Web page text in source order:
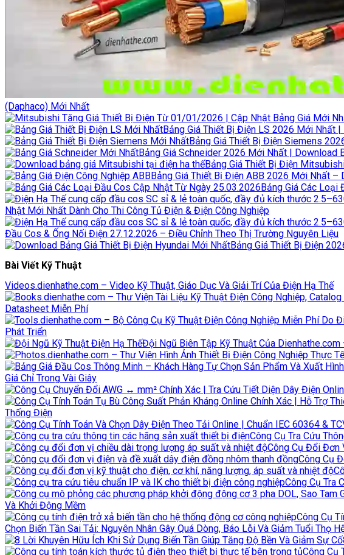
(Daphaco) Mới Nhất
Bảng Giá Thiết Bị Điện LS 2026 Mới Nhất |
Bảng Giá Thiết Bị Điện Siemens
Bảng Giá Schneider 2026 Mới Nhất | Download
Bảng Giá Thiết Bị Điện
Bảng Giá Thiết Bị Điện ABB 2026 Mới Nhất –
Bảng Giá Các
Nhật Mới Nhất Dành Cho Thi Công Tủ Điện & Điện Công Nghiệp
Đầu Cos & Ống Nối Điện 27.12.2026 – Điều Chỉnh Theo Thị Trường Nguyên Liệu
Bảng Giá Thiết Bị Điện
Bài Viết Kỹ Thuật
Videos.dienhathe.com – Video Kỹ Thuật, Giáo Dục Và Giải Trí Của Điện Hạ Thế
Datasheet Miễn Phí
Phát Triển
Đội Ngũ Biên Tập Kỹ Thuật Của
Giá Chỉ Trong Vài Giây
Thống Điện
Công Cụ Tra Cứu
Công Cụ Đổi Đơn
Công Cụ
Công Cụ Tra
Và Khởi Động Mềm
Công Cụ
Chọn Biến Tần Sai Tải: Nguyên Nhân Gây Quá Dòng, Báo Lỗi Và Giảm Tuổi Thọ
Công Cụ